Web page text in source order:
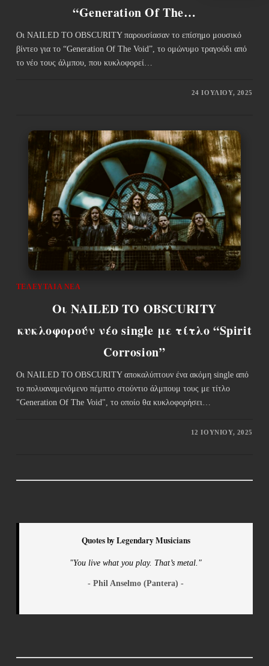
“Generation Of The…
Οι NAILED TO OBSCURITY παρουσίασαν το επίσημο μουσικό
βίντεο για το “Generation Of The Void”, το ομώνυμο τραγούδι από
το νέο τους άλμπου, που κυκλοφορεί…
24 ΙΟΥΛΊΟΥ, 2025
ΤΕΛΕΥΤΑΊΑ ΝΈΑ
Οι NAILED TO OBSCURITY
κυκλοφορούν νέο single με τίτλο “Spirit
Corrosion”
Οι NAILED TO OBSCURITY αποκαλύπτουν ένα ακόμη single από
το πολυαναμενόμενο πέμπτο στούντιο άλμπουμ τους με τίτλο
"Generation Of The Void", το οποίο θα κυκλοφορήσει…
12 ΙΟΥΝΊΟΥ, 2025
Quotes by Legendary Musicians
"You live what you play. That’s metal."
- Phil Anselmo (Pantera) -